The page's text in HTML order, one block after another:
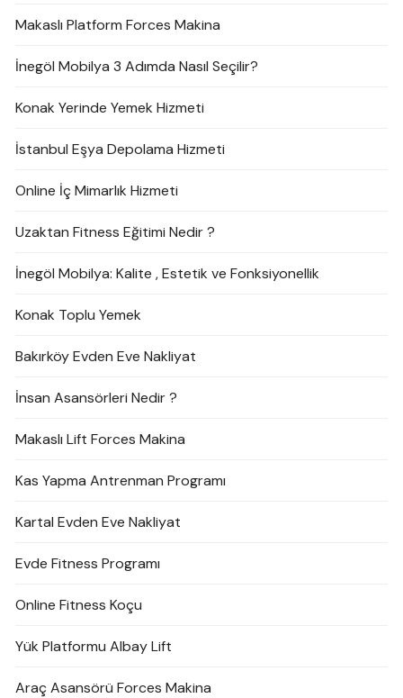
Makaslı Platform Forces Makina
İnegöl Mobilya 3 Adımda Nasıl Seçilir?
Konak Yerinde Yemek Hizmeti
İstanbul Eşya Depolama Hizmeti
Online İç Mimarlık Hizmeti
Uzaktan Fitness Eğitimi Nedir ?
İnegöl Mobilya: Kalite , Estetik ve Fonksiyonellik
Konak Toplu Yemek
Bakırköy Evden Eve Nakliyat
İnsan Asansörleri Nedir ?
Makaslı Lift Forces Makina
Kas Yapma Antrenman Programı
Kartal Evden Eve Nakliyat
Evde Fitness Programı
Online Fitness Koçu
Yük Platformu Albay Lift
Araç Asansörü Forces Makina